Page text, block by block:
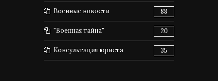
Военные новости 88
"Военная тайна" 20
Консультация юриста 35